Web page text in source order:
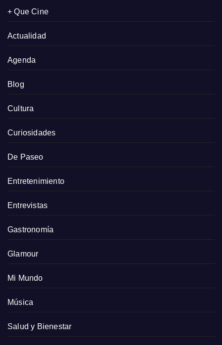
+ Que Cine
Actualidad
Agenda
Blog
Cultura
Curiosidades
De Paseo
Entretenimiento
Entrevistas
Gastronomía
Glamour
Mi Mundo
Música
Salud y Bienestar